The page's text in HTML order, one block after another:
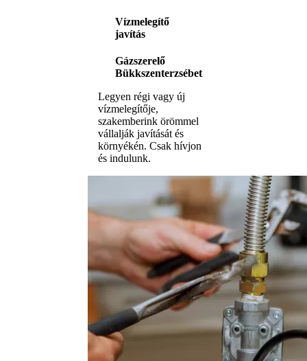
Vízmelegítő
javítás
Gázszerelő
Bükkszenterzsébet
Legyen régi vagy új
vízmelegítője,
szakemberink örömmel
vállalják javítását és
környékén. Csak hívjon
és indulunk.